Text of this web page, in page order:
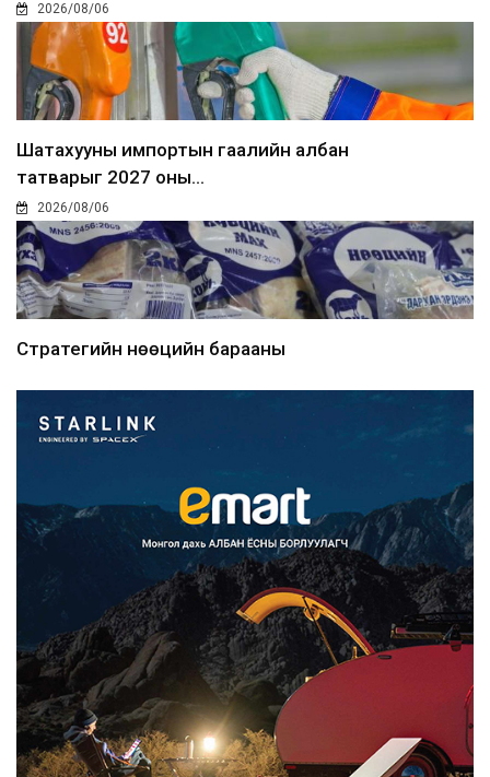
2026/08/06
Шатахууны импортын гаалийн албан
татварыг 2027 оны...
2026/08/06
Стратегийн нөөцийн барааны
Монгол Улс COP17 бага хуралд 6.5
тэрбум ам.доллары...
2026/08/06
“Улаанбаатар трам” төсөл